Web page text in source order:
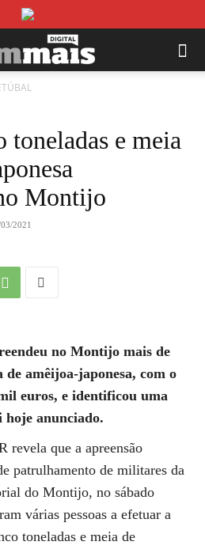
toneladas e meia
Montijo
2021
no Montijo mais de
de amêijoa-japonesa, com o
euros, e identificou uma
hoje anunciado.
revela que a apreensão
patrulhamento de militares da
do Montijo, no sábado
várias pessoas a efetuar a
toneladas e meia de